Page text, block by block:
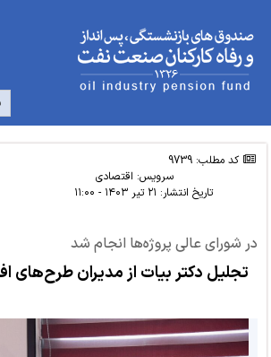
کد مطلب: 9739
سرویس: اقتصادی
تاریخ انتشار: ۲۱ تیر ۱۴۰۳ - ۱۱:۰۰
در شورای عالی پروژه‌ها انجام شد
تجلیل دکتر بیات از مدیران طرح‌های